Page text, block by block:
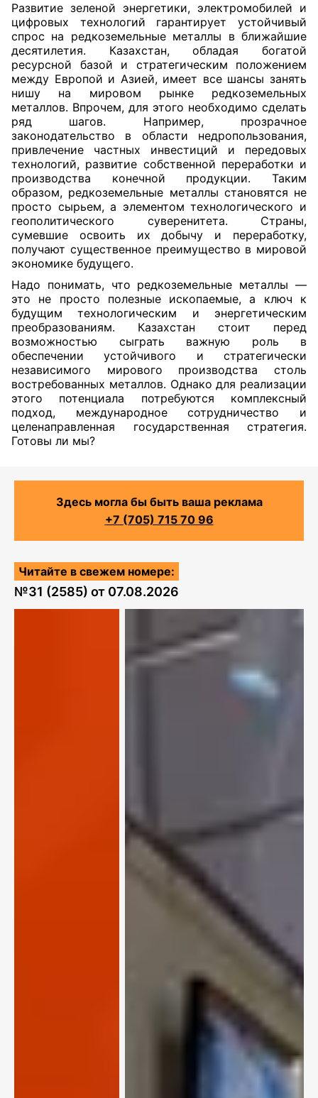
Развитие зеленой энергетики, электромобилей и
цифровых технологий гарантирует устойчивый
спрос на редкоземельные металлы в ближайшие
десятилетия. Казахстан, обладая богатой
ресурсной базой и стратегическим положением
между Европой и Азией, имеет все шансы занять
нишу на мировом рынке редкоземельных
металлов. Впрочем, для этого необходимо сделать
ряд шагов. Например, прозрачное
законодательство в области недропользования,
привлечение частных инвестиций и передовых
технологий, развитие собственной переработки и
производства конечной продукции. Таким
образом, редкоземельные металлы становятся не
просто сырьем, а элементом технологического и
геополитического суверенитета. Страны,
сумевшие освоить их добычу и переработку,
получают существенное преимущество в мировой
экономике будущего.
Надо понимать, что редкоземельные металлы —
это не просто полезные ископаемые, а ключ к
будущим технологическим и энергетическим
преобразованиям. Казахстан стоит перед
возможностью сыграть важную роль в
обеспечении устойчивого и стратегически
независимого мирового производства столь
востребованных металлов. Однако для реализации
этого потенциала потребуются комплексный
подход, международное сотрудничество и
целенаправленная государственная стратегия.
Готовы ли мы?
Здесь могла бы быть ваша реклама
+7 (705) 715 70 96
Читайте в свежем номере:
№31 (2585) от 07.08.2026